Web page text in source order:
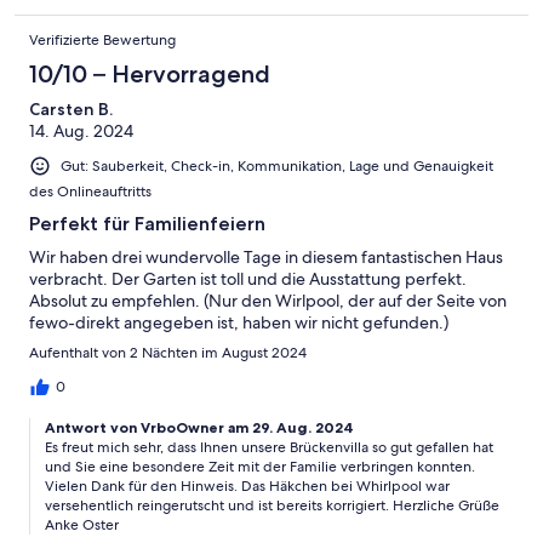
Verifizierte Bewertung
10/10 – Hervorragend
Carsten B.
14. Aug. 2024
Gut: Sauberkeit, Check-in, Kommunikation, Lage und Genauigkeit
des Onlineauftritts
Perfekt für Familienfeiern
Wir haben drei wundervolle Tage in diesem fantastischen Haus
verbracht. Der Garten ist toll und die Ausstattung perfekt.
Absolut zu empfehlen. (Nur den Wirlpool, der auf der Seite von
fewo-direkt angegeben ist, haben wir nicht gefunden.)
Aufenthalt von 2 Nächten im August 2024
0
Antwort von VrboOwner am 29. Aug. 2024
Es freut mich sehr, dass Ihnen unsere Brückenvilla so gut gefallen hat
und Sie eine besondere Zeit mit der Familie verbringen konnten.
Vielen Dank für den Hinweis. Das Häkchen bei Whirlpool war
versehentlich reingerutscht und ist bereits korrigiert. Herzliche Grüße
Anke Oster